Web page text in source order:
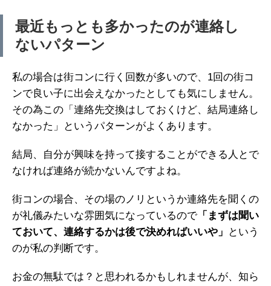
最近もっとも多かったのが連絡し
ないパターン
私の場合は街コンに行く回数が多いので、1回の街コ
ンで良い子に出会えなかったとしても気にしません。
その為この「連絡先交換はしておくけど、結局連絡し
なかった」というパターンがよくあります。
結局、自分が興味を持って接することができる人とで
なければ連絡が続かないんですよね。
街コンの場合、その場のノリというか連絡先を聞くの
が礼儀みたいな雰囲気になっているので「まずは聞い
ておいて、連絡するかは後で決めればいいや」
という
のが私の判断です。
お金の無駄では？と思われるかもしれませんが、知ら